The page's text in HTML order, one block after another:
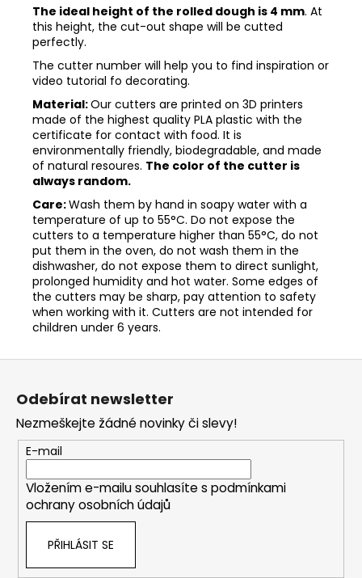
The ideal height of the rolled dough is 4 mm. At
this height, the cut-out shape will be cutted
perfectly.
The cutter number will help you to find inspiration or
video tutorial fo decorating.
Material:Our cutters are printed on 3D printers
made of the highest quality PLA plastic with the
certificate for contact with food. It is
environmentally friendly, biodegradable, and made
of natural resoures. The color of the cutter is
always random.
Care:Wash them by hand in soapy water with a
temperature of up to 55°C. Do not expose the
cutters to a temperature higher than 55°C, do not
put them in the oven, do not wash them in the
dishwasher, do not expose them to direct sunlight,
prolonged humidity and hot water. Some edges of
the cutters may be sharp, pay attention to safety
when working with it. Cutters are not intended for
children under 6 years.
Z
Odebírat newsletter
Nezmeškejte žádné novinky či slevy!
E-mail
Vložením e-mailu souhlasíte s podmínkami
ochrany osobních údajů
PŘIHLÁSIT SE